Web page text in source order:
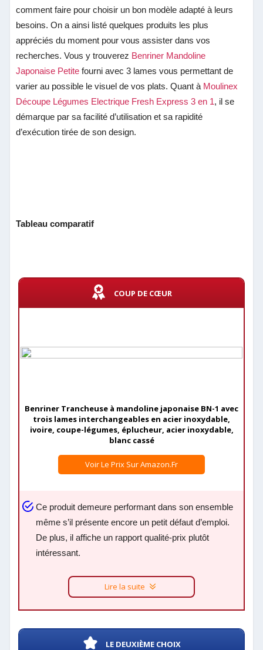
comment faire pour choisir un bon modèle adapté à leurs
besoins. On a ainsi listé quelques produits les plus
appréciés du moment pour vous assister dans vos
recherches. Vous y trouverez Benriner Mandoline
Japonaise Petite fourni avec 3 lames vous permettant de
varier au possible le visuel de vos plats. Quant à Moulinex
Découpe Légumes Electrique Fresh Express 3 en 1, il se
démarque par sa facilité d’utilisation et sa rapidité
d’exécution tirée de son design.
Tableau comparatif
COUP DE CŒUR
Benriner Trancheuse à mandoline japonaise BN-1 avec
trois lames interchangeables en acier inoxydable,
ivoire, coupe-légumes, éplucheur, acier inoxydable,
blanc cassé
Voir Le Prix Sur Amazon.fr
Ce produit demeure performant dans son ensemble
même s’il présente encore un petit défaut d’emploi.
De plus, il affiche un rapport qualité-prix plutôt
intéressant.
Lire la suite
LE DEUXIÈME CHOIX